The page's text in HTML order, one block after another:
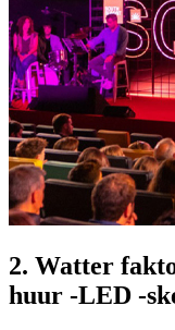
2. Watter
huur -LED -